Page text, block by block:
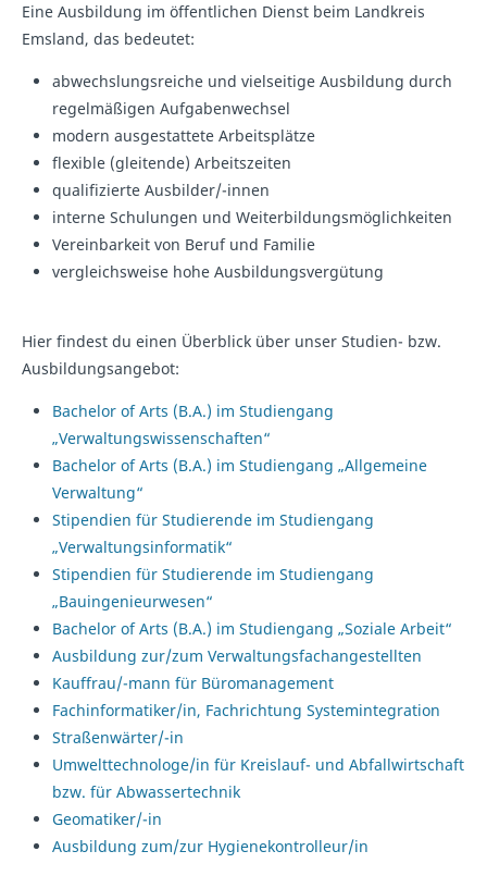
Eine Ausbildung im öffentlichen Dienst beim Landkreis
Emsland, das bedeutet:
abwechslungsreiche und vielseitige Ausbildung durch
regelmäßigen Aufgabenwechsel
modern ausgestattete Arbeitsplätze
flexible (gleitende) Arbeitszeiten
qualifizierte Ausbilder/-innen
interne Schulungen und Weiterbildungsmöglichkeiten
Vereinbarkeit von Beruf und Familie
vergleichsweise hohe Ausbildungsvergütung
Hier findest du einen Überblick über unser Studien- bzw.
Ausbildungsangebot:
Bachelor of Arts (B.A.) im Studiengang
„Verwaltungswissenschaften“
Bachelor of Arts (B.A.) im Studiengang „Allgemeine
Verwaltung“
Stipendien für Studierende im Studiengang
„Verwaltungsinformatik“
Stipendien für Studierende im Studiengang
„Bauingenieurwesen“
Bachelor of Arts (B.A.) im Studiengang „Soziale Arbeit“
Ausbildung zur/zum Verwaltungsfachangestellten
Kauffrau/-mann für Büromanagement
Fachinformatiker/in, Fachrichtung Systemintegration
Straßenwärter/-in
Umwelttechnologe/in für Kreislauf- und Abfallwirtschaft
bzw. für Abwassertechnik
Geomatiker/-in
Ausbildung zum/zur Hygienekontrolleur/in